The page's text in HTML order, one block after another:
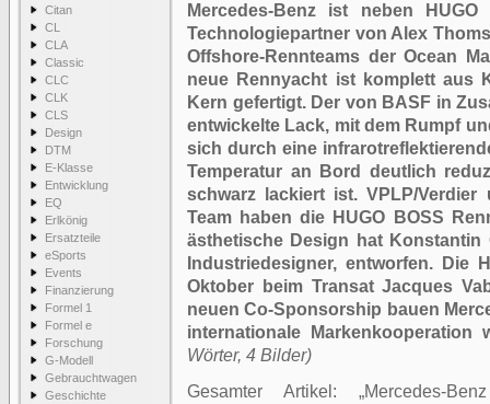
Citan
CL
CLA
Classic
CLC
CLK
CLS
Design
DTM
E-Klasse
Entwicklung
EQ
Erlkönig
Ersatzteile
eSports
Events
Finanzierung
Formel 1
Formel e
Forschung
G-Modell
Gebrauchtwagen
Geschichte
Mercedes-Benz ist neben
Technologiepartner von Alex
Offshore-Rennteams der Ocean
neue Rennyacht ist komplett aus
Kern gefertigt. Der von BASF in
entwickelte Lack, mit dem Rumpf
sich durch eine
Temperatur an Bord deutlich
schwarz lackiert ist. VPLP/
Team haben die HUGO BOSS
ästhetische Design hat Konstantin
Industriedesigner, entworfen. Die
Oktober beim Transat Jacques
neuen Co-Sponsorship bauen
internationale Markenkooperation
Wörter, 4 Bilder)
Gesamter Artikel:
Mercedes-